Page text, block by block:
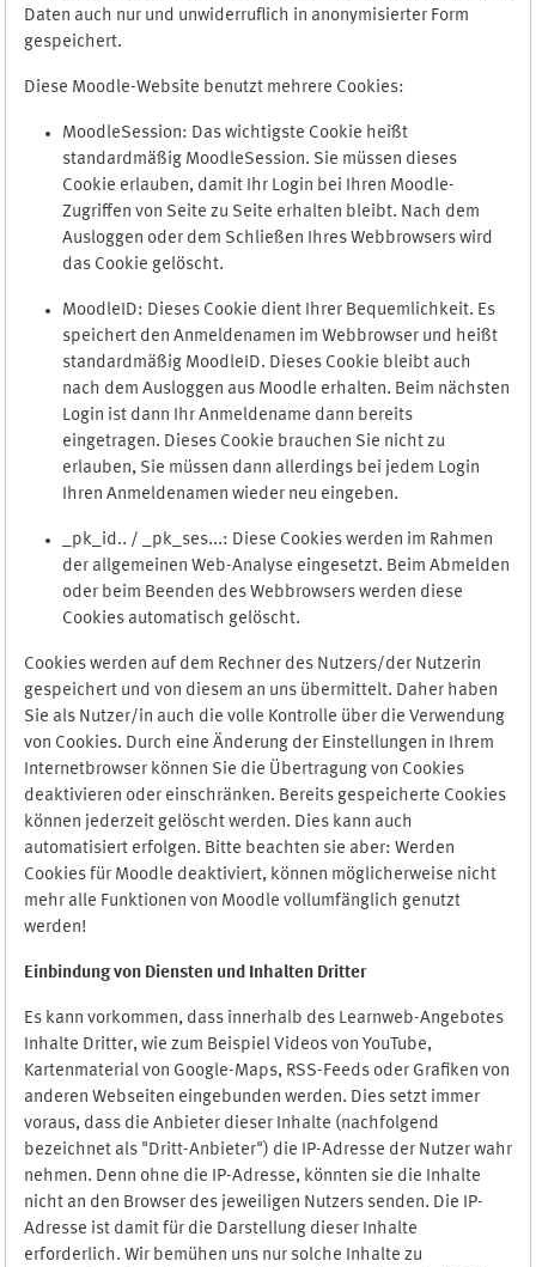
Daten auch nur und unwiderruflich in anonymisierter Form
gespeichert.
Diese Moodle-Website benutzt mehrere Cookies:
MoodleSession: Das wichtigste Cookie heißt
standardmäßig MoodleSession. Sie müssen dieses
Cookie erlauben, damit Ihr Login bei Ihren Moodle-
Zugriffen von Seite zu Seite erhalten bleibt. Nach dem
Ausloggen oder dem Schließen Ihres Webbrowsers wird
das Cookie gelöscht.
MoodleID: Dieses Cookie dient Ihrer Bequemlichkeit. Es
speichert den Anmeldenamen im Webbrowser und heißt
standardmäßig MoodleID. Dieses Cookie bleibt auch
nach dem Ausloggen aus Moodle erhalten. Beim nächsten
Login ist dann Ihr Anmeldename dann bereits
eingetragen. Dieses Cookie brauchen Sie nicht zu
erlauben, Sie müssen dann allerdings bei jedem Login
Ihren Anmeldenamen wieder neu eingeben.
_pk_id.. / _pk_ses...: Diese Cookies werden im Rahmen
der allgemeinen Web-Analyse eingesetzt. Beim Abmelden
oder beim Beenden des Webbrowsers werden diese
Cookies automatisch gelöscht.
Cookies werden auf dem Rechner des Nutzers/der Nutzerin
gespeichert und von diesem an uns übermittelt. Daher haben
Sie als Nutzer/in auch die volle Kontrolle über die Verwendung
von Cookies. Durch eine Änderung der Einstellungen in Ihrem
Internetbrowser können Sie die Übertragung von Cookies
deaktivieren oder einschränken. Bereits gespeicherte Cookies
können jederzeit gelöscht werden. Dies kann auch
automatisiert erfolgen. Bitte beachten sie aber: Werden
Cookies für Moodle deaktiviert, können möglicherweise nicht
mehr alle Funktionen von Moodle vollumfänglich genutzt
werden!
Einbindung von Diensten und Inhalten Dritter
Es kann vorkommen, dass innerhalb des Learnweb-Angebotes
Inhalte Dritter, wie zum Beispiel Videos von YouTube,
Kartenmaterial von Google-Maps, RSS-Feeds oder Grafiken von
anderen Webseiten eingebunden werden. Dies setzt immer
voraus, dass die Anbieter dieser Inhalte (nachfolgend
bezeichnet als "Dritt-Anbieter") die IP-Adresse der Nutzer wahr
nehmen. Denn ohne die IP-Adresse, könnten sie die Inhalte
nicht an den Browser des jeweiligen Nutzers senden. Die IP-
Adresse ist damit für die Darstellung dieser Inhalte
erforderlich. Wir bemühen uns nur solche Inhalte zu